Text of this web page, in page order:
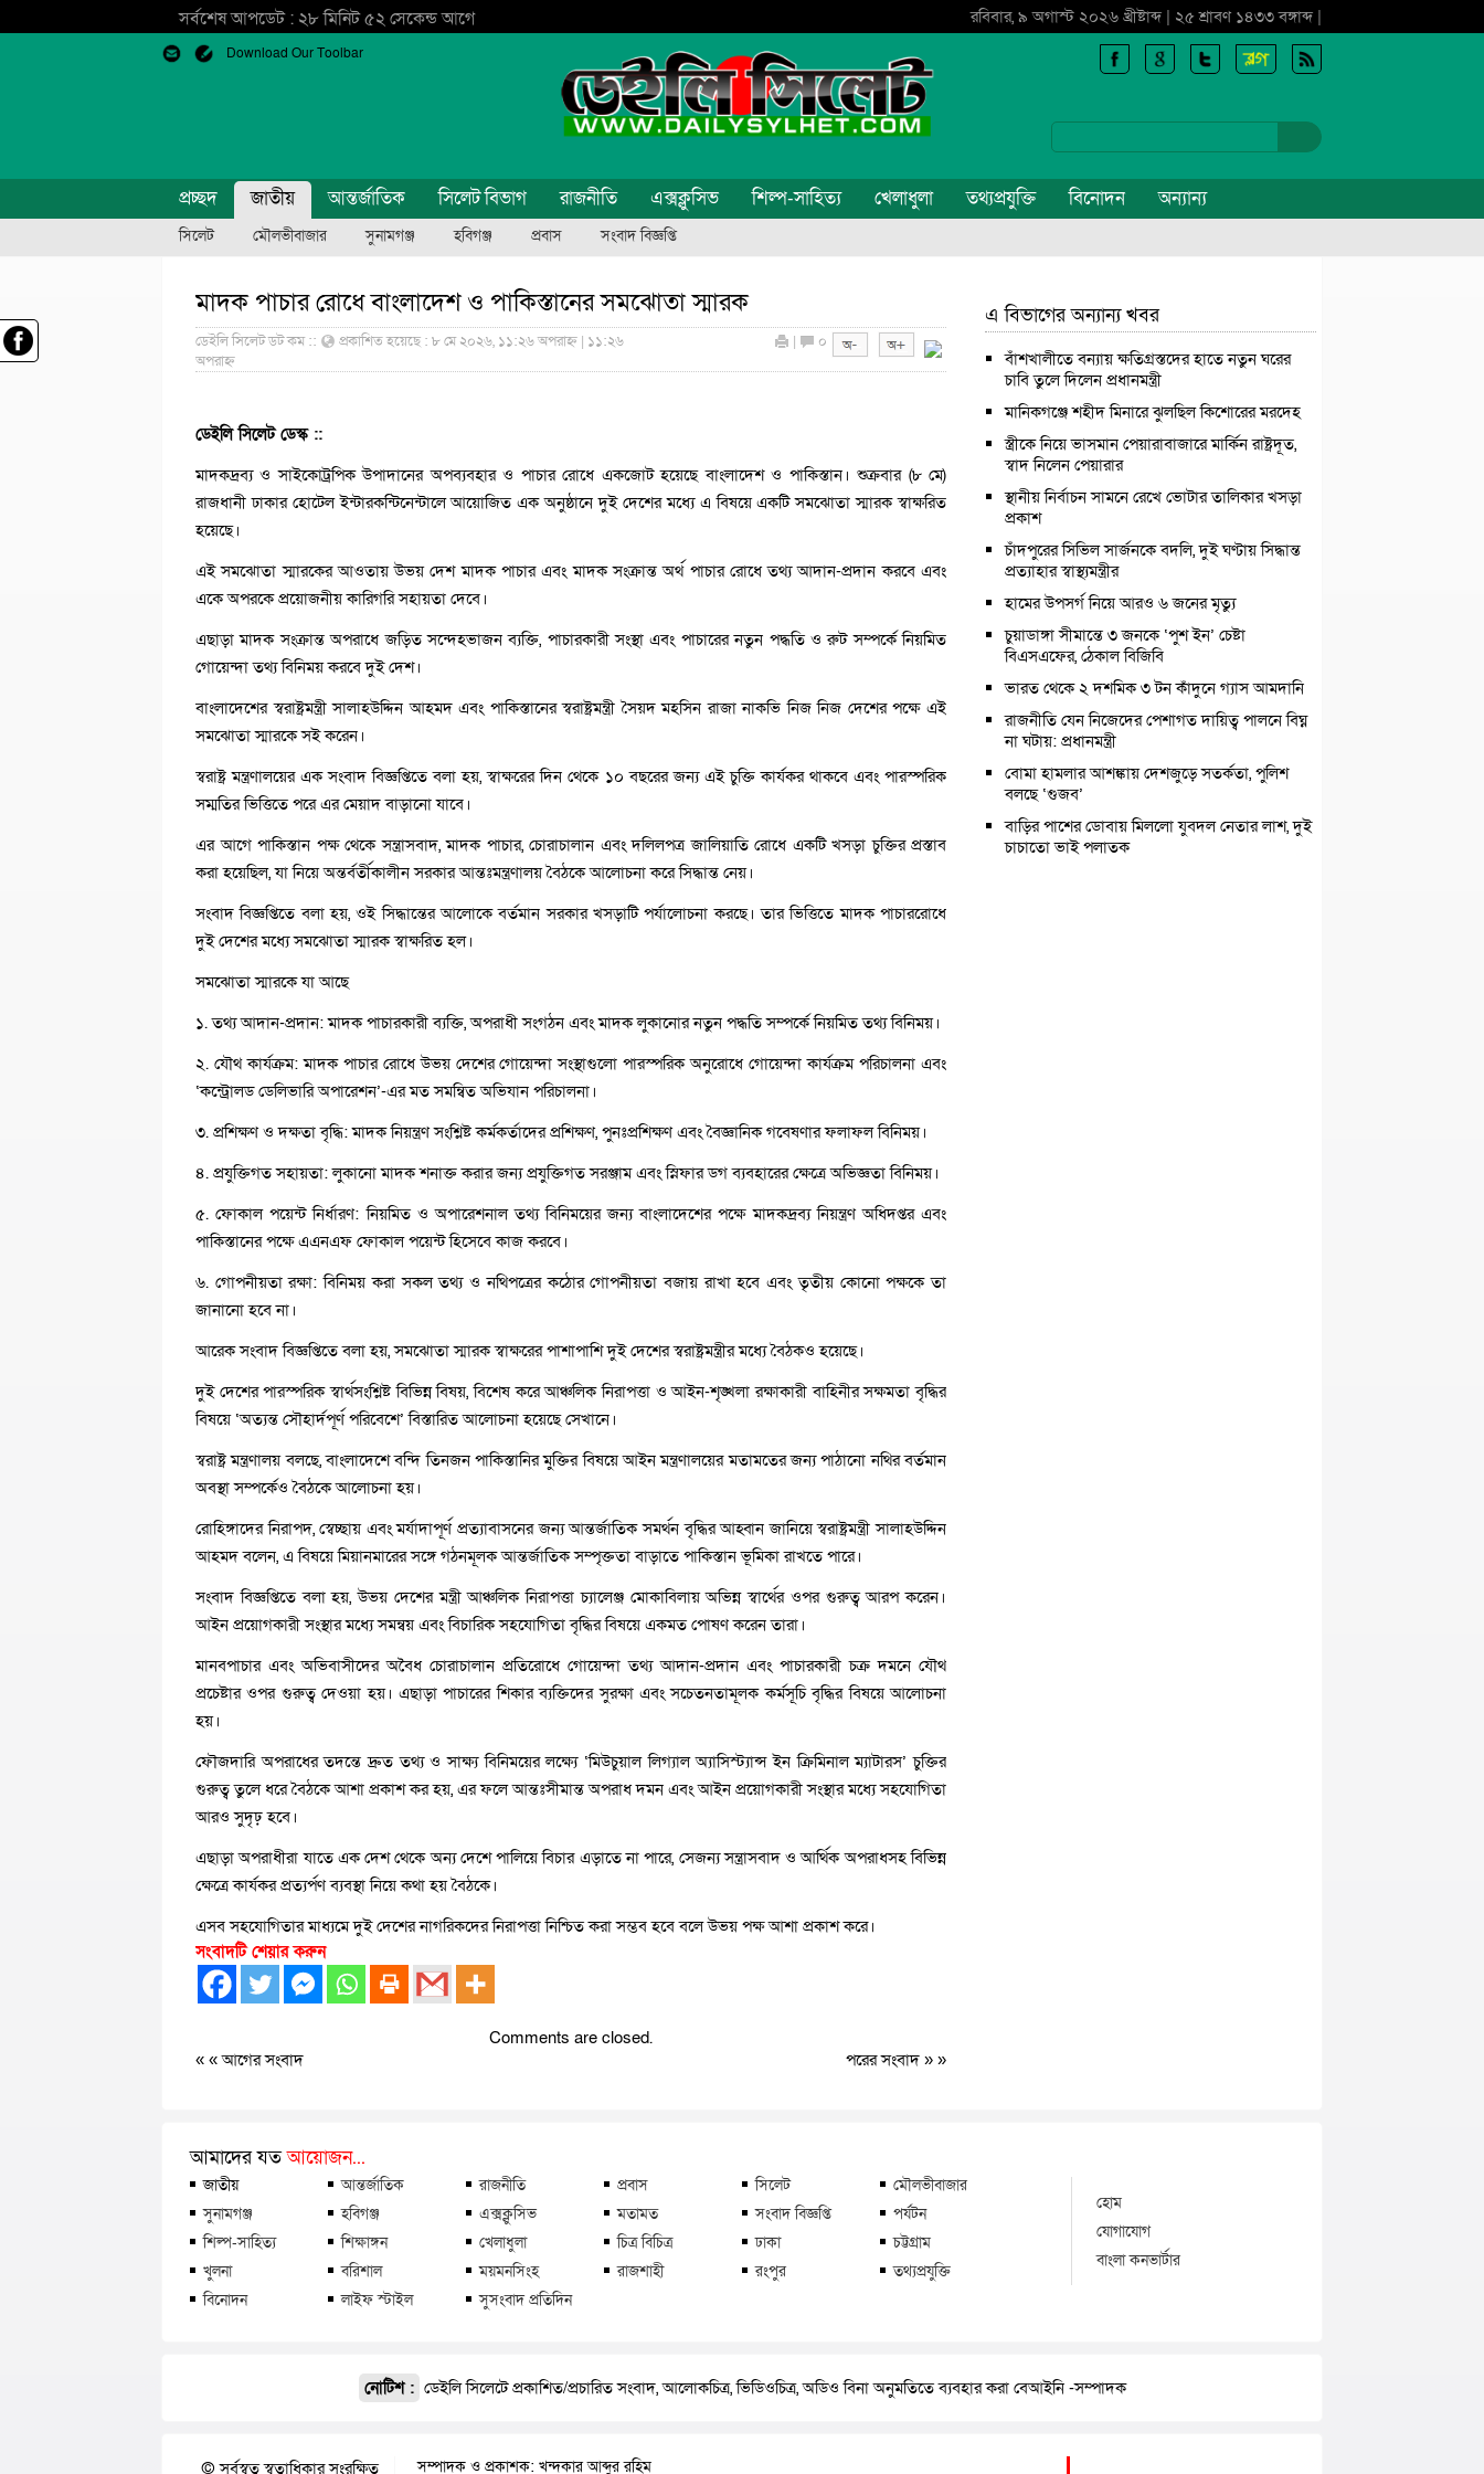
সর্বশেষ আপডেট : ২৮ মিনিট ৫২ সেকেন্ড আগে রবিবার, ৯ অগাস্ট ২০২৬ খ্রীষ্টাব্দ | ২৫ শ্রাবণ ১৪৩৩ বঙ্গাব্দ |
Download Our Toolbar
প্রচ্ছদ জাতীয় আন্তর্জাতিক সিলেট বিভাগ রাজনীতি এক্সক্লুসিভ শিল্প-সাহিত্য খেলাধুলা তথ্যপ্রযুক্তি বিনোদন অন্যান্য
সিলেট মৌলভীবাজার সুনামগঞ্জ হবিগঞ্জ প্রবাস সংবাদ বিজ্ঞপ্তি
মাদক পাচার রোধে বাংলাদেশ ও পাকিস্তানের সমঝোতা স্মারক
ডেইলি সিলেট ডট কম ::
প্রকাশিত হয়েছে : ৮ মে ২০২৬, ১১:২৬ অপরাহ্ন | ১১:২৬
অপরাহ্ন
| ০
ডেইলি সিলেট ডেস্ক ::
মাদকদ্রব্য ও সাইকোট্রপিক উপাদানের অপব্যবহার ও পাচার রোধে একজোট হয়েছে বাংলাদেশ ও পাকিস্তান। শুক্রবার (৮ মে)
রাজধানী ঢাকার হোটেল ইন্টারকন্টিনেন্টালে আয়োজিত এক অনুষ্ঠানে দুই দেশের মধ্যে এ বিষয়ে একটি সমঝোতা স্মারক স্বাক্ষরিত
হয়েছে।
এই সমঝোতা স্মারকের আওতায় উভয় দেশ মাদক পাচার এবং মাদক সংক্রান্ত অর্থ পাচার রোধে তথ্য আদান-প্রদান করবে এবং
একে অপরকে প্রয়োজনীয় কারিগরি সহায়তা দেবে।
এছাড়া মাদক সংক্রান্ত অপরাধে জড়িত সন্দেহভাজন ব্যক্তি, পাচারকারী সংস্থা এবং পাচারের নতুন পদ্ধতি ও রুট সম্পর্কে নিয়মিত
গোয়েন্দা তথ্য বিনিময় করবে দুই দেশ।
বাংলাদেশের স্বরাষ্ট্রমন্ত্রী সালাহউদ্দিন আহমদ এবং পাকিস্তানের স্বরাষ্ট্রমন্ত্রী সৈয়দ মহসিন রাজা নাকভি নিজ নিজ দেশের পক্ষে এই
সমঝোতা স্মারকে সই করেন।
স্বরাষ্ট্র মন্ত্রণালয়ের এক সংবাদ বিজ্ঞপ্তিতে বলা হয়, স্বাক্ষরের দিন থেকে ১০ বছরের জন্য এই চুক্তি কার্যকর থাকবে এবং পারস্পরিক
সম্মতির ভিত্তিতে পরে এর মেয়াদ বাড়ানো যাবে।
এর আগে পাকিস্তান পক্ষ থেকে সন্ত্রাসবাদ, মাদক পাচার, চোরাচালান এবং দলিলপত্র জালিয়াতি রোধে একটি খসড়া চুক্তির প্রস্তাব
করা হয়েছিল, যা নিয়ে অন্তর্বর্তীকালীন সরকার আন্তঃমন্ত্রণালয় বৈঠকে আলোচনা করে সিদ্ধান্ত নেয়।
সংবাদ বিজ্ঞপ্তিতে বলা হয়, ওই সিদ্ধান্তের আলোকে বর্তমান সরকার খসড়াটি পর্যালোচনা করছে। তার ভিত্তিতে মাদক পাচাররোধে
দুই দেশের মধ্যে সমঝোতা স্মারক স্বাক্ষরিত হল।
সমঝোতা স্মারকে যা আছে
১. তথ্য আদান-প্রদান: মাদক পাচারকারী ব্যক্তি, অপরাধী সংগঠন এবং মাদক লুকানোর নতুন পদ্ধতি সম্পর্কে নিয়মিত তথ্য বিনিময়।
২. যৌথ কার্যক্রম: মাদক পাচার রোধে উভয় দেশের গোয়েন্দা সংস্থাগুলো পারস্পরিক অনুরোধে গোয়েন্দা কার্যক্রম পরিচালনা এবং
‘কন্ট্রোলড ডেলিভারি অপারেশন’-এর মত সমন্বিত অভিযান পরিচালনা।
৩. প্রশিক্ষণ ও দক্ষতা বৃদ্ধি: মাদক নিয়ন্ত্রণ সংশ্লিষ্ট কর্মকর্তাদের প্রশিক্ষণ, পুনঃপ্রশিক্ষণ এবং বৈজ্ঞানিক গবেষণার ফলাফল বিনিময়।
৪. প্রযুক্তিগত সহায়তা: লুকানো মাদক শনাক্ত করার জন্য প্রযুক্তিগত সরঞ্জাম এবং স্নিফার ডগ ব্যবহারের ক্ষেত্রে অভিজ্ঞতা বিনিময়।
৫. ফোকাল পয়েন্ট নির্ধারণ: নিয়মিত ও অপারেশনাল তথ্য বিনিময়ের জন্য বাংলাদেশের পক্ষে মাদকদ্রব্য নিয়ন্ত্রণ অধিদপ্তর এবং
পাকিস্তানের পক্ষে এএনএফ ফোকাল পয়েন্ট হিসেবে কাজ করবে।
৬. গোপনীয়তা রক্ষা: বিনিময় করা সকল তথ্য ও নথিপত্রের কঠোর গোপনীয়তা বজায় রাখা হবে এবং তৃতীয় কোনো পক্ষকে তা
জানানো হবে না।
আরেক সংবাদ বিজ্ঞপ্তিতে বলা হয়, সমঝোতা স্মারক স্বাক্ষরের পাশাপাশি দুই দেশের স্বরাষ্ট্রমন্ত্রীর মধ্যে বৈঠকও হয়েছে।
দুই দেশের পারস্পরিক স্বার্থসংশ্লিষ্ট বিভিন্ন বিষয়, বিশেষ করে আঞ্চলিক নিরাপত্তা ও আইন-শৃঙ্খলা রক্ষাকারী বাহিনীর সক্ষমতা বৃদ্ধির
বিষয়ে ‘অত্যন্ত সৌহার্দপূর্ণ পরিবেশে’ বিস্তারিত আলোচনা হয়েছে সেখানে।
স্বরাষ্ট্র মন্ত্রণালয় বলছে, বাংলাদেশে বন্দি তিনজন পাকিস্তানির মুক্তির বিষয়ে আইন মন্ত্রণালয়ের মতামতের জন্য পাঠানো নথির বর্তমান
অবস্থা সম্পর্কেও বৈঠকে আলোচনা হয়।
রোহিঙ্গাদের নিরাপদ, স্বেচ্ছায় এবং মর্যাদাপূর্ণ প্রত্যাবাসনের জন্য আন্তর্জাতিক সমর্থন বৃদ্ধির আহ্বান জানিয়ে স্বরাষ্ট্রমন্ত্রী সালাহউদ্দিন
আহমদ বলেন, এ বিষয়ে মিয়ানমারের সঙ্গে গঠনমূলক আন্তর্জাতিক সম্পৃক্ততা বাড়াতে পাকিস্তান ভূমিকা রাখতে পারে।
সংবাদ বিজ্ঞপ্তিতে বলা হয়, উভয় দেশের মন্ত্রী আঞ্চলিক নিরাপত্তা চ্যালেঞ্জ মোকাবিলায় অভিন্ন স্বার্থের ওপর গুরুত্ব আরপ করেন।
আইন প্রয়োগকারী সংস্থার মধ্যে সমন্বয় এবং বিচারিক সহযোগিতা বৃদ্ধির বিষয়ে একমত পোষণ করেন তারা।
মানবপাচার এবং অভিবাসীদের অবৈধ চোরাচালান প্রতিরোধে গোয়েন্দা তথ্য আদান-প্রদান এবং পাচারকারী চক্র দমনে যৌথ
প্রচেষ্টার ওপর গুরুত্ব দেওয়া হয়। এছাড়া পাচারের শিকার ব্যক্তিদের সুরক্ষা এবং সচেতনতামূলক কর্মসূচি বৃদ্ধির বিষয়ে আলোচনা
হয়।
ফৌজদারি অপরাধের তদন্তে দ্রুত তথ্য ও সাক্ষ্য বিনিময়ের লক্ষ্যে ‘মিউচুয়াল লিগ্যাল অ্যাসিস্ট্যান্স ইন ক্রিমিনাল ম্যাটারস’ চুক্তির
গুরুত্ব তুলে ধরে বৈঠকে আশা প্রকাশ কর হয়, এর ফলে আন্তঃসীমান্ত অপরাধ দমন এবং আইন প্রয়োগকারী সংস্থার মধ্যে সহযোগিতা
আরও সুদৃঢ় হবে।
এছাড়া অপরাধীরা যাতে এক দেশ থেকে অন্য দেশে পালিয়ে বিচার এড়াতে না পারে, সেজন্য সন্ত্রাসবাদ ও আর্থিক অপরাধসহ বিভিন্ন
ক্ষেত্রে কার্যকর প্রত্যর্পণ ব্যবস্থা নিয়ে কথা হয় বৈঠকে।
এসব সহযোগিতার মাধ্যমে দুই দেশের নাগরিকদের নিরাপত্তা নিশ্চিত করা সম্ভব হবে বলে উভয় পক্ষ আশা প্রকাশ করে।
সংবাদটি শেয়ার করুন
Comments are closed.
« «আগের সংবাদ পরের সংবাদ » »
এ বিভাগের অন্যান্য খবর
বাঁশখালীতে বন্যায় ক্ষতিগ্রস্তদের হাতে নতুন ঘরের
চাবি তুলে দিলেন প্রধানমন্ত্রী
মানিকগঞ্জে শহীদ মিনারে ঝুলছিল কিশোরের মরদেহ
স্ত্রীকে নিয়ে ভাসমান পেয়ারাবাজারে মার্কিন রাষ্ট্রদূত,
স্বাদ নিলেন পেয়ারার
স্থানীয় নির্বাচন সামনে রেখে ভোটার তালিকার খসড়া
প্রকাশ
চাঁদপুরের সিভিল সার্জনকে বদলি, দুই ঘণ্টায় সিদ্ধান্ত
প্রত্যাহার স্বাস্থ্যমন্ত্রীর
হামের উপসর্গ নিয়ে আরও ৬ জনের মৃত্যু
চুয়াডাঙ্গা সীমান্তে ৩ জনকে ‘পুশ ইন’ চেষ্টা
বিএসএফের, ঠেকাল বিজিবি
ভারত থেকে ২ দশমিক ৩ টন কাঁদুনে গ্যাস আমদানি
রাজনীতি যেন নিজেদের পেশাগত দায়িত্ব পালনে বিঘ্ন
না ঘটায়: প্রধানমন্ত্রী
বোমা হামলার আশঙ্কায় দেশজুড়ে সতর্কতা, পুলিশ
বলছে ‘গুজব’
বাড়ির পাশের ডোবায় মিললো যুবদল নেতার লাশ, দুই
চাচাতো ভাই পলাতক
আমাদের যতআয়োজন...
জাতীয় আন্তর্জাতিক রাজনীতি প্রবাস সিলেট
মৌলভীবাজার
সুনামগঞ্জ
হবিগঞ্জ এক্সক্লুসিভ মতামত সংবাদ বিজ্ঞপ্তি
পর্যটন
শিল্প-সাহিত্য
শিক্ষাঙ্গন খেলাধুলা চিত্র বিচিত্র ঢাকা
চট্টগ্রাম
খুলনা
বরিশাল ময়মনসিংহ রাজশাহী রংপুর
তথ্যপ্রযুক্তি
বিনোদন
লাইফ স্টাইল সুসংবাদ প্রতিদিন
হোম
যোগাযোগ
বাংলা কনভার্টার
নোটিশ : ডেইলি সিলেটে প্রকাশিত/প্রচারিত সংবাদ, আলোকচিত্র, ভিডিওচিত্র, অডিও বিনা অনুমতিতে ব্যবহার করা বেআইনি -সম্পাদক
© সর্বস্বত্ব স্বত্বাধিকার সংরক্ষিত সম্পাদক ও প্রকাশক: খন্দকার আব্দুর রহিম